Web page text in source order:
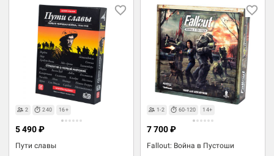
2 240 16+
Пути славы
5 490 ₽
1-2 60-120 14+
Fallout: Война в Пустоши
7 700 ₽